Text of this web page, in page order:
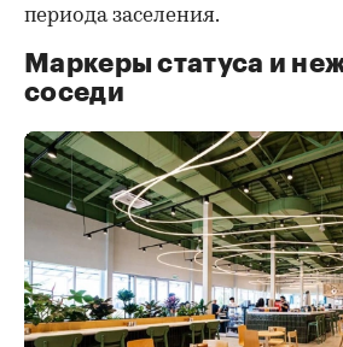
периода заселения.
Маркеры статуса и
соседи